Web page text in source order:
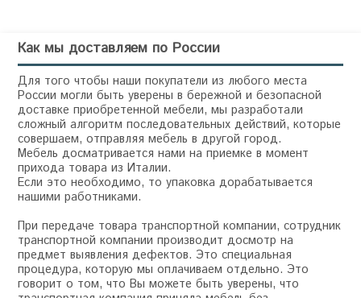
Как мы доставляем по России
Для того чтобы наши покупатели из любого места
России могли быть уверены в бережной и безопасной
доставке приобретенной мебели, мы разработали
сложный алгоритм последовательных действий, которые
совершаем, отправляя мебель в другой город.
Мебель досматривается нами на приемке в момент
прихода товара из Италии.
Если это необходимо, то упаковка дорабатывается
нашими работниками.
При передаче товара транспортной компании, сотрудник
транспортной компании производит досмотр на
предмет выявления дефектов. Это специальная
процедура, которую мы оплачиваем отдельно. Это
говорит о том, что Вы можете быть уверены, что